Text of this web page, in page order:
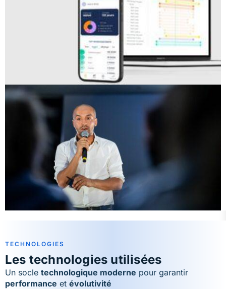
TECHNOLOGIES
Les technologies utilisées
Un socle technologique moderne pour garantir
performance et évolutivité